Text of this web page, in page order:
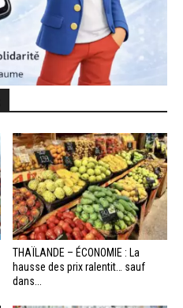
THAÏLANDE – ÉCONOMIE : La
hausse des prix ralentit… sauf
dans...